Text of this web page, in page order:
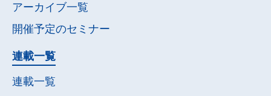
アーカイブ一覧
開催予定のセミナー
連載一覧
連載一覧